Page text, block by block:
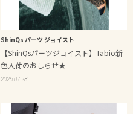
ShinQs パーツ ジョイスト
【ShinQsパーツジョイスト】Tabio新
色入荷のおしらせ★
2026.07.28